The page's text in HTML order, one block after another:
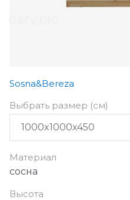
Sosna&Bereza
Выбрать размер (см)
Материал
сосна
Высота